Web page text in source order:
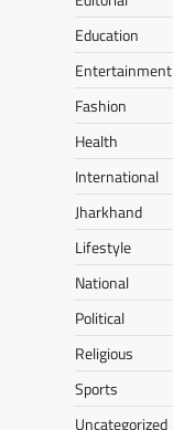
Education
Entertainment
Fashion
Health
International
Jharkhand
Lifestyle
National
Political
Religious
Sports
Uncategorized